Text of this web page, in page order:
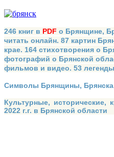
246 книг в PDF о Брянщине,
читать онлайн. 87 картин
крае. 164 стихотворения о
фотографий о Брянской
фильмов и видео. 53
Символы Брянщины,
Культурные, исторические,
2022 г.г. в Брянской области